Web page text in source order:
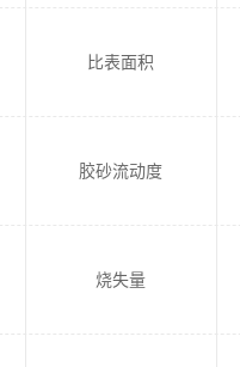
比表面积
胶砂流动度
烧失量